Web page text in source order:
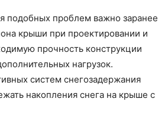
подобных проблем важно заранее
крыши при проектировании и
прочность конструкции
нагрузок.
систем снегозадержания
накопления снега на крыше с